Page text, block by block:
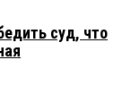
суд, что